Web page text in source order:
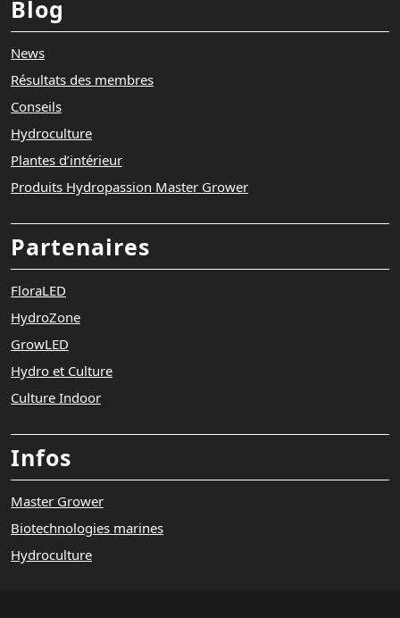
Blog
News
Résultats des membres
Conseils
Hydroculture
Plantes d’intérieur
Produits Hydropassion Master Grower
Partenaires
FloraLED
HydroZone
GrowLED
Hydro et Culture
Culture Indoor
Infos
Master Grower
Biotechnologies marines
Hydroculture